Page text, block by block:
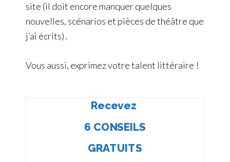
site (il doit encore manquer quelques
nouvelles, scénarios et pièces de théâtre que
j’ai écrits) .
Vous aussi, exprimez votre talent littéraire !
Recevez
6 CONSEILS
GRATUITS